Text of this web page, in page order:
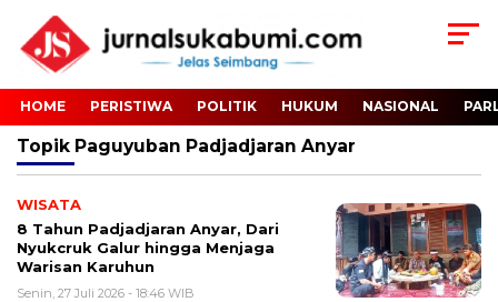
HOME PERISTIWA POLITIK HUKUM NASIONAL
Topik Paguyuban Padjadjaran Anyar
WISATA
8 Tahun Padjadjaran Anyar, Dari
Nyukcruk Galur hingga Menjaga
Warisan Karuhun
Senin, 27 Juli 2026 - 18:46 WIB